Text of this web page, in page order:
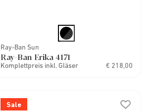
Ray-Ban Sun
Ray-Ban Erika 4171
Komplettpreis inkl. Gläser € 218,00
Sale